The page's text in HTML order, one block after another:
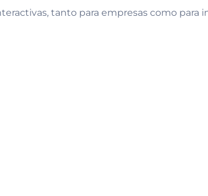
tanto para empresas como para